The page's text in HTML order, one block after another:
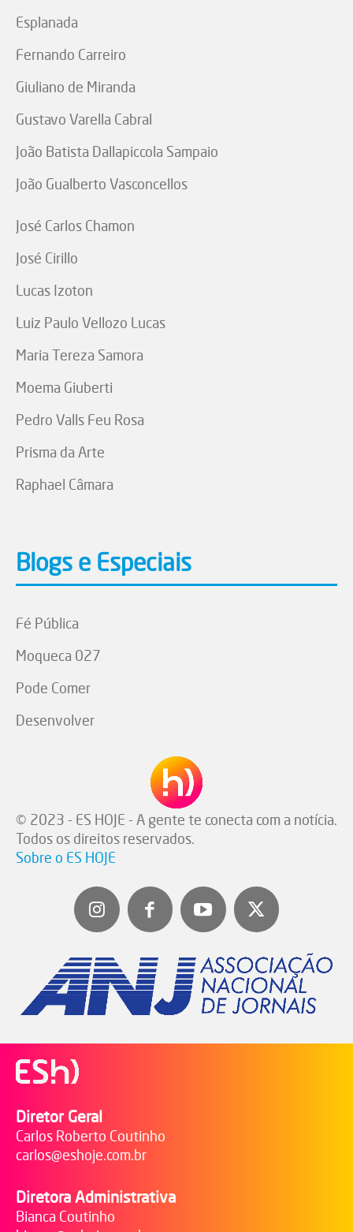
Esplanada
Fernando Carreiro
Giuliano de Miranda
Gustavo Varella Cabral
João Batista Dallapiccola Sampaio
João Gualberto Vasconcellos
José Carlos Chamon
José Cirillo
Lucas Izoton
Luiz Paulo Vellozo Lucas
Maria Tereza Samora
Moema Giuberti
Pedro Valls Feu Rosa
Prisma da Arte
Raphael Câmara
Blogs e Especiais
Fé Pública
Moqueca 027
Pode Comer
Desenvolver
© 2023 - ES HOJE - A gente te conecta com a notícia.
Todos os direitos reservados.
Sobre o ES HOJE
Diretor Geral
Carlos Roberto Coutinho
carlos@eshoje.com.br
Diretora Administrativa
Bianca Coutinho